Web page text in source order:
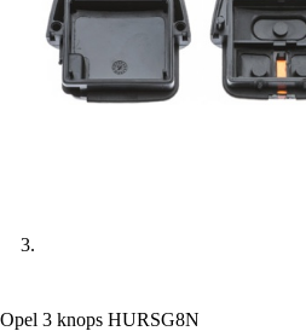
Opel 3 knops HURSG8N